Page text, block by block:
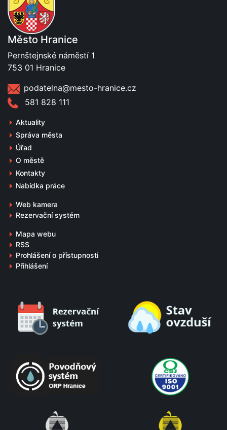
Město Hranice
Pernštejnské náměstí 1
753 01 Hranice
podatelna@mesto-hranice.cz
581 828 111
Aktuality
Správa města
Úřad
O městě
Kontakty
Nabídka práce
Web kamera
Rezervační systém
Mapa webu
RSS
Prohlášení o přístupnosti
Přihlášení